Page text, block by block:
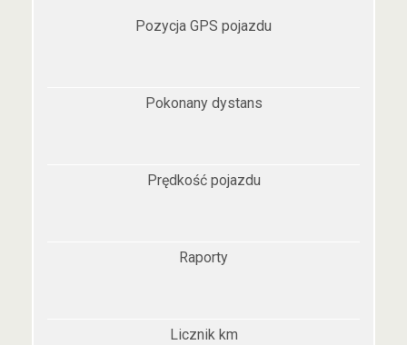
Pozycja GPS pojazdu
Pokonany dystans
Prędkość pojazdu
Raporty
Licznik km